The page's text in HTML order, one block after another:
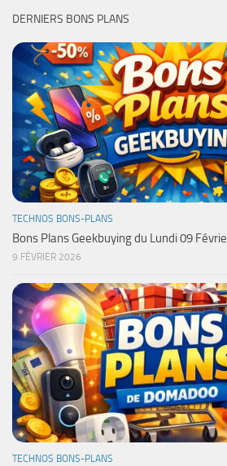
DERNIERS BONS PLANS
TECHNOS BONS-PLANS
Bons Plans Geekbuying du Lundi 09
9 FÉVRIER 2026
TECHNOS BONS-PLANS